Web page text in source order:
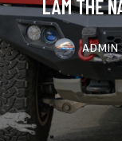
LÀM THẾ
ADMIN